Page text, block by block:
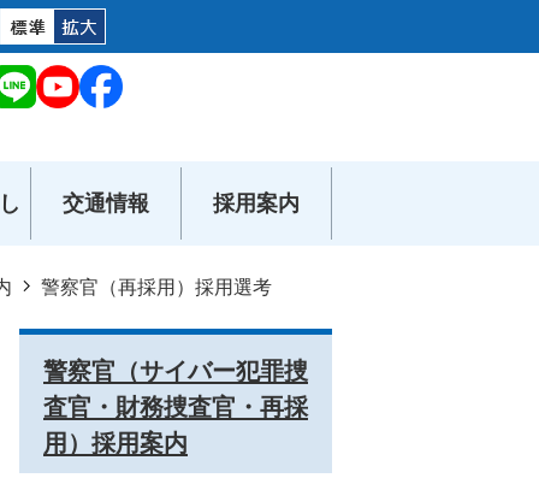
交通情報 採用案内
警察官（再採用）採用選考
警察官（サイバー犯罪捜
査官・財務捜査官・再採
用）採用案内